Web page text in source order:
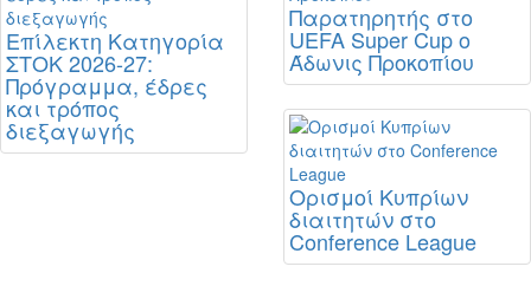
Επίλεκτη Κατηγορία
ΣΤΟΚ 2026-27:
Πρόγραμμα, έδρες
και τρόπος
διεξαγωγής
Παρατηρητής στο
UEFA Super Cup ο
Άδωνις Προκοπίου
Ορισμοί Κυπρίων
διαιτητών στο
Conference League